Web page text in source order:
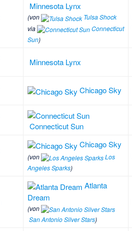
Minnesota Lynx
(von
Tulsa Shock
via
Connecticut
Sun)
Minnesota Lynx
Chicago Sky
Connecticut Sun
Chicago Sky
(von
Los
Angeles Sparks)
Atlanta
Dream
(von
San Antonio Silver Stars)